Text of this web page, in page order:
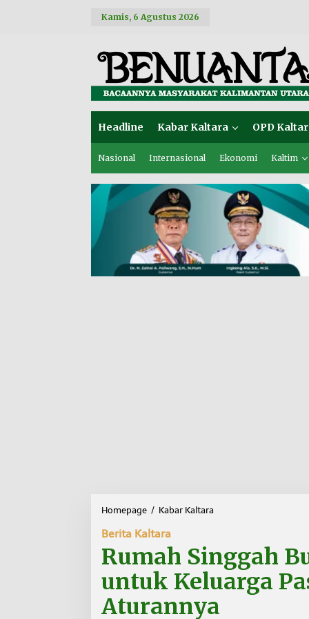
Kamis, 6 Agustus 2026
Headline Kabar Kaltara OPD
Nasional Internasional Ekonomi Kaltim
Homepage / Kabar Kaltara
i
g
Berita Kaltara
Rumah Singgah
untuk Keluarga
Aturannya